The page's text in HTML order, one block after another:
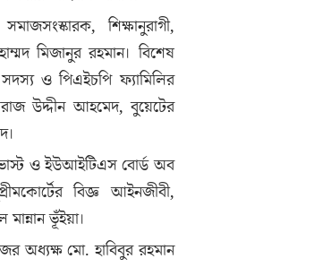
শিক্ষানুরাগী,
মিজানুর রহমান। বিশেষ
ও পিএইচপি ফ্যামিলির
উদ্দীন আহমেদ, বুয়েটের
ও ইউআইটিএস বোর্ড অব
বিজ্ঞ আইনজীবী,
ভূঁইয়া।
অধ্যক্ষ মো. হাবিবুর রহমান